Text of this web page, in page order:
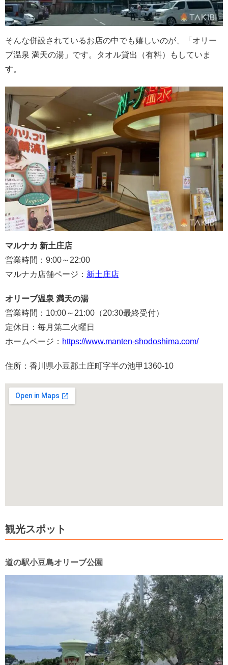
そんな併設されているお店の中でも嬉しいのが、「オリー
ブ温泉 満天の湯」です。タオル貸出（有料）もしていま
す。
マルナカ 新土庄店
営業時間：9:00～22:00
マルナカ店舗ページ： 新土庄店
オリーブ温泉 満天の湯
営業時間：10:00～21:00（20:30最終受付）
定休日：毎月第二火曜日
ホームページ： https://www.manten-shodoshima.com/
住所：香川県小豆郡土庄町字半の池甲1360-10
観光スポット
道の駅小豆島オリーブ公園